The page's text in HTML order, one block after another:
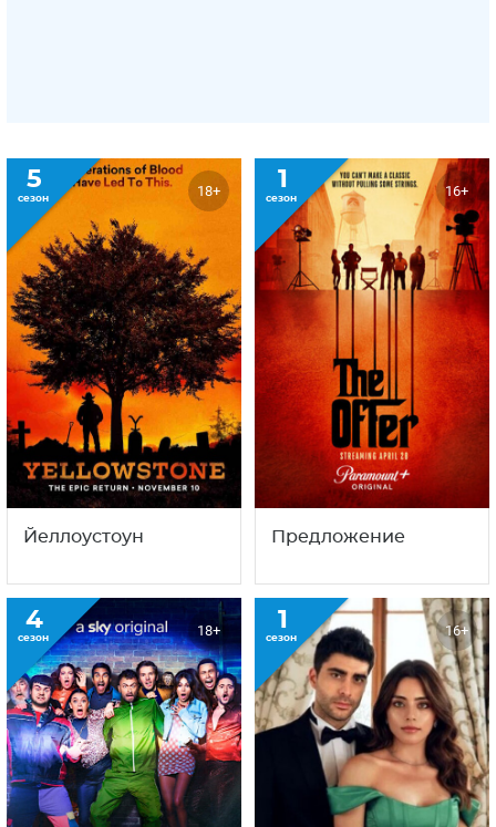
5
сезон 18+
Йеллоустоун
1
сезон 16+
Предложение
4
сезон 18+ 1
сезон 16+